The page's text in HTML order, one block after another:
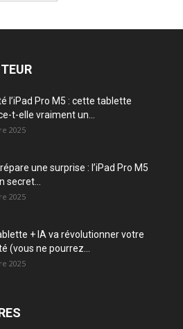
l’iPad Pro M5 : cette tablette
t-elle vraiment un...
2025
une surprise : l’iPad Pro M5
secret...
2025
+ IA va révolutionner votre
(vous ne pourrez...
2025